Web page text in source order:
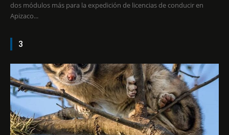
dos módulos más para la expedición de licencias de conducir en
Apizaco...
3